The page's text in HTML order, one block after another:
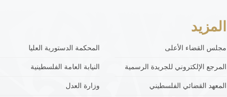
المزيد
مجلس القضاء الأعلى المحكمة الدستورية العليا
المرجع الإلكتروني للجريدة الرسمية النيابة العامة الفلسطينية
المعهد القضائي الفلسطيني وزارة العدل